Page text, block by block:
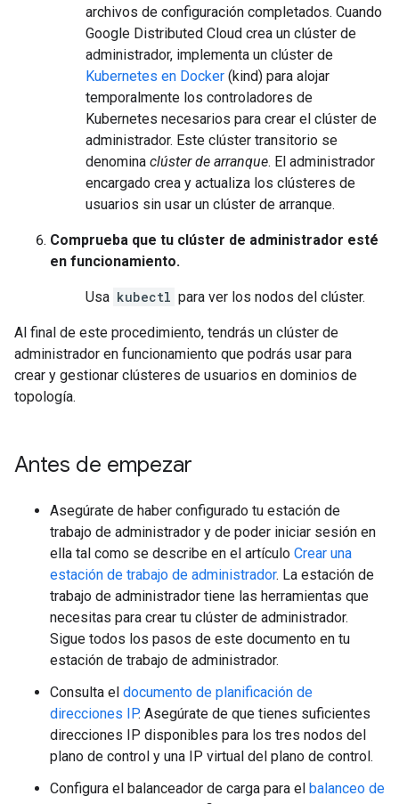
archivos de configuración completados. Cuando
Google Distributed Cloud crea un clúster de
administrador, implementa un clúster de
Kubernetes en Docker (kind) para alojar
temporalmente los controladores de
Kubernetes necesarios para crear el clúster de
administrador. Este clúster transitorio se
denomina clúster de arranque. El administrador
encargado crea y actualiza los clústeres de
usuarios sin usar un clúster de arranque.
Comprueba que tu clúster de administrador esté
en funcionamiento.
Usa kubectl para ver los nodos del clúster.
Al final de este procedimiento, tendrás un clúster de
administrador en funcionamiento que podrás usar para
crear y gestionar clústeres de usuarios en dominios de
topología.
Antes de empezar
Asegúrate de haber configurado tu estación de
trabajo de administrador y de poder iniciar sesión en
ella tal como se describe en el artículo Crear una
estación de trabajo de administrador. La estación de
trabajo de administrador tiene las herramientas que
necesitas para crear tu clúster de administrador.
Sigue todos los pasos de este documento en tu
estación de trabajo de administrador.
Consulta el documento de planificación de
direcciones IP. Asegúrate de que tienes suficientes
direcciones IP disponibles para los tres nodos del
plano de control y una IP virtual del plano de control.
Configura el balanceador de carga para el balanceo de